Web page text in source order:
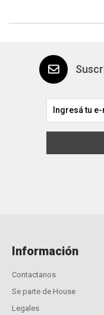
Información
Contactanos
Se parte de House
Legales